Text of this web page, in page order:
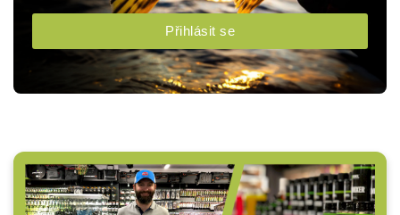
Přihlásit se